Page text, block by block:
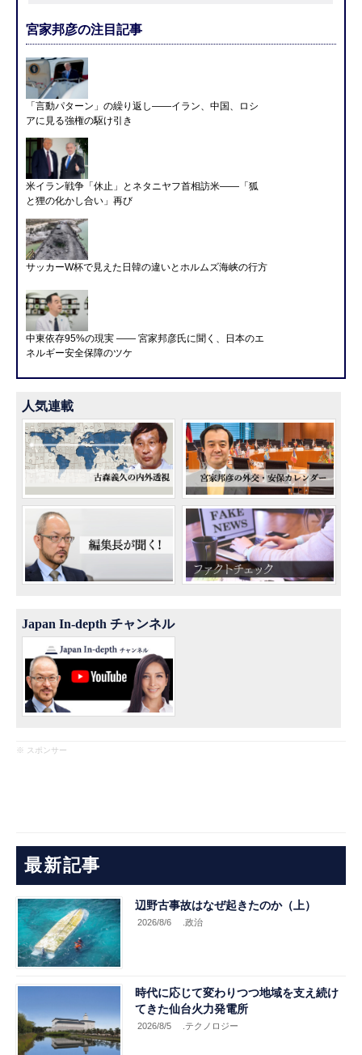
宮家邦彦の注目記事
「言動パターン」の繰り返し――イラン、中国、ロシ
アに見る強権の駆け引き
米イラン戦争「休止」とネタニヤフ首相訪米――「狐
と狸の化かし合い」再び
サッカーW杯で見えた日韓の違いとホルムズ海峡の行方
中東依存95%の現実 ―― 宮家邦彦氏に聞く、日本のエ
ネルギー安全保障のツケ
人気連載
Japan In-depth チャンネル
※ スポンサー
最新記事
辺野古事故はなぜ起きたのか（上）
2026/8/6 .政治
時代に応じて変わりつつ地域を支え続け
てきた仙台火力発電所
2026/8/5 .テクノロジー